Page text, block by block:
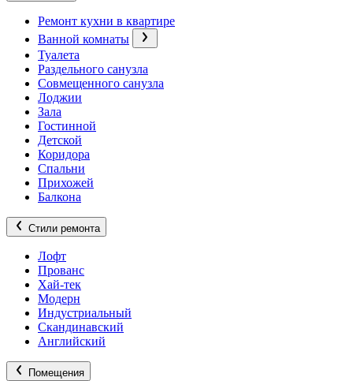
Ремонт кухни в квартире
Ванной комнаты
Туалета
Раздельного санузла
Совмещенного санузла
Лоджии
Зала
Гостинной
Детской
Коридора
Спальни
Прихожей
Балкона
Стили ремонта
Лофт
Прованс
Хай-тек
Модерн
Индустриальный
Скандинавский
Английский
Помещения